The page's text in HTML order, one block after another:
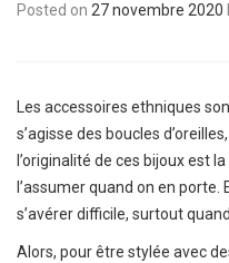
Posted on 27 novembre 2020
Les accessoires ethniques
s’agisse des boucles
l’originalité de ces bijoux est
l’assumer quand on en porte.
s’avérer difficile, surtout
Alors, pour être stylée avec